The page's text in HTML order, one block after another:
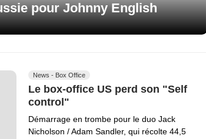
pour Johnny English
News - Box Office
Le box-office US perd son "Self
control"
Démarrage en trombe pour le duo Jack
Nicholson / Adam Sandler, qui récolte 44,5